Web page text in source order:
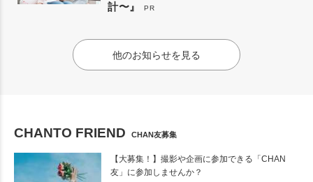
計〜』
PR
他のお知らせを見る
CHANTO FRIEND CHAN友募集
【大募集！】撮影や企画に参加できる「CHAN
友」に参加しませんか？